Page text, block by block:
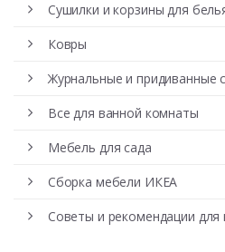
Сушилки и корзины для
Ковры
Журнальные и придиванные
Все для ванной комнаты
Мебель для сада
Сборка мебели ИКЕА
Советы и рекомендации для